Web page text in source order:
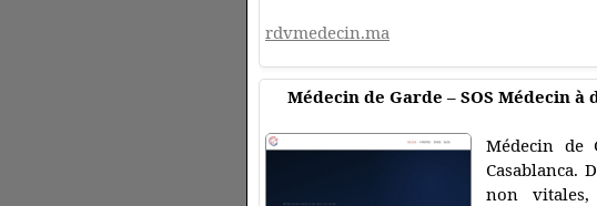
rdvmedecin.ma
Médecin de Garde – SOS Médecin à
Médecin de
Casablanca.
non